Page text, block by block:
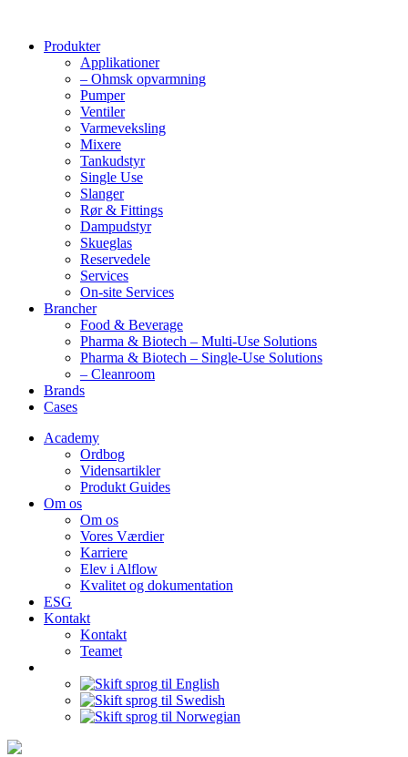
Produkter
Applikationer
– Ohmsk opvarmning
Pumper
Ventiler
Varmeveksling
Mixere
Tankudstyr
Single Use
Slanger
Rør & Fittings
Dampudstyr
Skueglas
Reservedele
Services
On-site Services
Brancher
Food & Beverage
Pharma & Biotech – Multi-Use Solutions
Pharma & Biotech – Single-Use Solutions
– Cleanroom
Brands
Cases
Academy
Ordbog
Vidensartikler
Produkt Guides
Om os
Om os
Vores Værdier
Karriere
Elev i Alflow
Kvalitet og dokumentation
ESG
Kontakt
Kontakt
Teamet